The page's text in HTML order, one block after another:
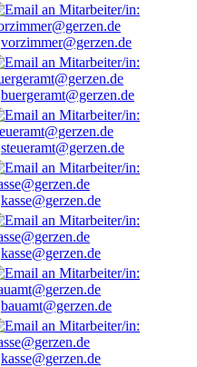
vorzimmer@gerzen.de
buergeramt@gerzen.de
steueramt@gerzen.de
kasse@gerzen.de
kasse@gerzen.de
bauamt@gerzen.de
kasse@gerzen.de